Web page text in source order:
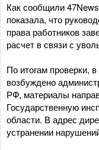
Как сообщили
показала, что
права работников
расчет в связи с
По итогам
возбуждено
РФ, материалы
Государственную
области. В адрес
устранении